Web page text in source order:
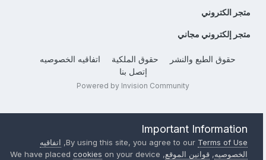
متجر الكتروني
متجر إلكتروني مجاني
حقوق الطبع والنشر حقوق الملكية
اتفاقيه الخصوصيه
إتصل بنا
Powered by Invision Community
Important Information
By using this site, you agree to ourTerms of Use
, اتفاقيه
الخصوصيه, قوانين الموقع, We have placed
cookies on your device